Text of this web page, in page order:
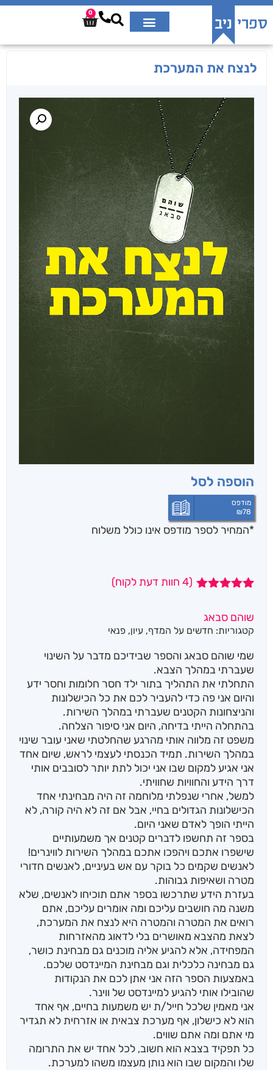
0
לנצח את המערכת
הוספה לסל
מודפס
₪78
*המחיר לספר מודפס אינו כולל משלוח
מבוסס על
דירוגים של
(
4 חוות דעת לקוח)
שוהם סבאג
קטגוריות: חדשים על המדף, עיון, פנאי
שמי שוהם סבאג והספר שבידיכם מדבר על השינוי
שעברתי במהלך הצבא.
התחלתי את התהליך בתור ילד חסר חלומות וחסר ידע
והיום אני פה כדי להעביר לכם את כל הכישלונות
והניצחונות הקטנים שעברתי במהלך השירות.
בהתחלה הייתי בדיחה, היום אני סיפור הצלחה.
משפט זה מלווה אותי מהרגע שהחלטתי שאני עובר שינוי
במהלך השירות. תמיד הכנסתי לעצמי לראש, שיום אחד
אני אגיע למקום שבו אני יכול לתת יותר לסובבים אותי
דרך הידע והחוויות שחוויתי.
למשל, אחרי שנפלתי מלוחמה זה היה מבחינתי אחד
הכישלונות הגדולים בחיי, אבל אם זה לא היה קורה, לא
הייתי הופך לאדם שאני היום.
בספר זה תחשפו לדברים קטנים אך משמעותיים
שישפרו אתכם ויהפכו אתכם במהלך השירות לווינרים!
לאנשים שקמים כל בוקר עם אש בעיניים, לאנשים חדורי
מטרה ושאיפות גבוהות.
בעזרת הידע שתרכשו בספר אתם תוכיחו לאנשים, שלא
משנה מה חושבים עליכם ומה אומרים עליכם, אתם
רואים את המטרה והמטרה היא לנצח את המערכת,
לצאת מהצבא מאושרים בלי לדאוג מהאזרחות
המפחידה, אלא להגיע אליה מוכנים גם מבחינת כושר,
גם מבחינה כלכלית וגם מבחינת המיינדסט שלכם.
באמצעות הספר הזה אני אתן לכם את הנקודות
שהובילו אותי להגיע למיינדסט של ווינר.
אני מאמין שלכל חייל/ת יש משמעות בחיים, אף אחד
הוא לא כישלון, אף מערכת צבאית או אזרחית לא תגדיר
מי אתם ומה אתם שווים.
כל תפקיד בצבא הוא חשוב, לכל אחד יש את התרומה
שלו והמקום שבו הוא נותן מעצמו משהו למערכת.